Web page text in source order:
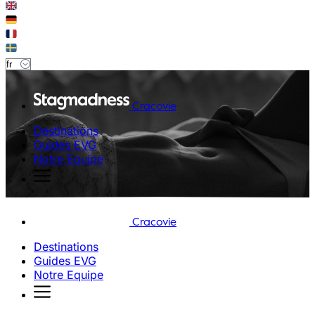
Cracovie
Destinations
Guides EVG
Notre Equipe
Cracovie
Destinations
Guides EVG
Notre Equipe